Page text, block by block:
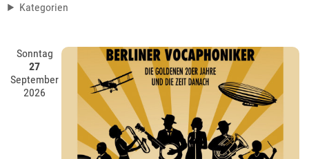
Kategorien
Sonntag
27
September
2026